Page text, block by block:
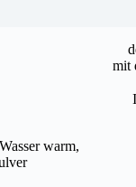
mit
warm,